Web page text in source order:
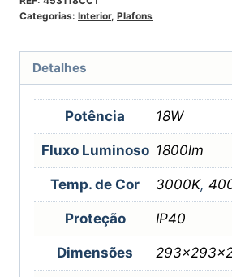
Categorias: Interior, Plafons
Detalhes
Potência 18W
Fluxo Luminoso 1800lm
Temp. de Cor 3000K,
Proteção IP40
Dimensões